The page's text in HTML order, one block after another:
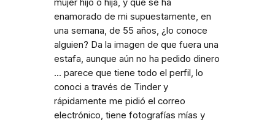
mujer hijo o hija, y que se ha
enamorado de mi supuestamente, en
una semana, de 55 años, ¿lo conoce
alguien? Da la imagen de que fuera una
estafa, aunque aún no ha pedido dinero
... parece que tiene todo el perfil, lo
conoci a través de Tinder y
rápidamente me pidió el correo
electrónico, tiene fotografías mías y